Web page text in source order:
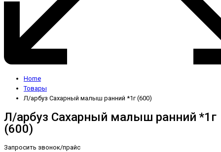
Home
Товары
Л/арбуз Сахарный малыш ранний *1г (600)
Л/арбуз Сахарный малыш ранний *1г
(600)
Запросить звонок/прайс